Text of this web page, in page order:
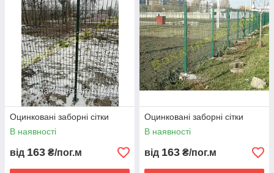
Оцинковані заборні сітки
В наявності
від 163 ₴/пог.м
Оцинковані заборні сітки
В наявності
від 163 ₴/пог.м